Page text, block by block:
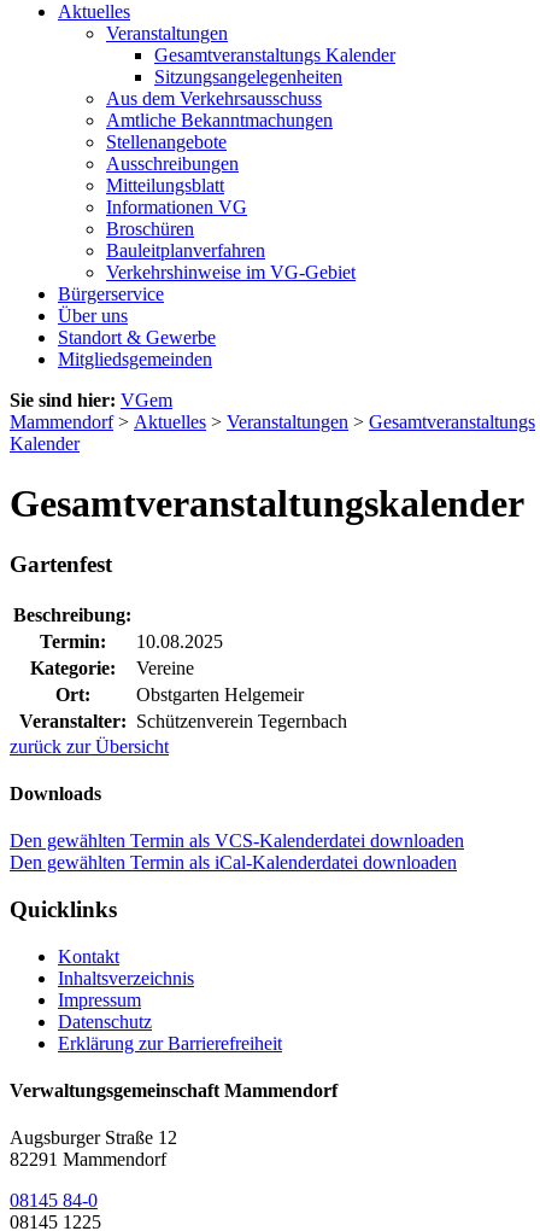
Aktuelles
Veranstaltungen
Gesamtveranstaltungs Kalender
Sitzungsangelegenheiten
Aus dem Verkehrsausschuss
Amtliche Bekanntmachungen
Stellenangebote
Ausschreibungen
Mitteilungsblatt
Informationen VG
Broschüren
Bauleitplanverfahren
Verkehrshinweise im VG-Gebiet
Bürgerservice
Über uns
Standort & Gewerbe
Mitgliedsgemeinden
Sie sind hier: VGem
Mammendorf> Aktuelles > Veranstaltungen > Gesamtveranstaltungs
Kalender
Gesamtveranstaltungskalender
Gartenfest
Beschreibung:
Termin:
10.08.2025
Kategorie:
Vereine
Ort:
Obstgarten Helgemeir
Veranstalter: Schützenverein Tegernbach
zurück zur Übersicht
Downloads
Den gewählten Termin als VCS-Kalenderdatei downloaden
Den gewählten Termin als iCal-Kalenderdatei downloaden
Quicklinks
Kontakt
Inhaltsverzeichnis
Impressum
Datenschutz
Erklärung zur Barrierefreiheit
Verwaltungsgemeinschaft Mammendorf
Augsburger Straße 12
82291 Mammendorf
08145 84-0
08145 1225